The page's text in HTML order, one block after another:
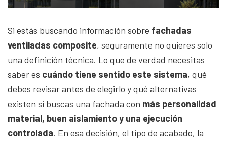
Si estás buscando información sobre fachadas
ventiladas composite, seguramente no quieres solo
una definición técnica. Lo que de verdad necesitas
saber es cuándo tiene sentido este sistema, qué
debes revisar antes de elegirlo y qué alternativas
existen si buscas una fachada con más personalidad
material, buen aislamiento y una ejecución
controlada. En esa decisión, el tipo de acabado, la